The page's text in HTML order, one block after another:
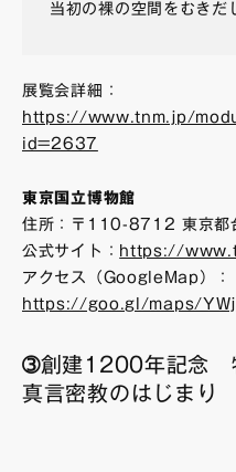
当初の裸の空間をむきだ
展覧会詳細：
https://www.tnm.jp/
id=2637
東京国立博物館
住所：〒110-8712 東京都
公式サイト： https://
アクセス（GoogleMap）：
https://goo.gl/maps/
➂創建1200年記念
真言密教のはじまり